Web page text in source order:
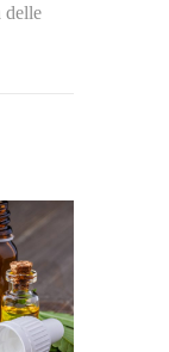
delle